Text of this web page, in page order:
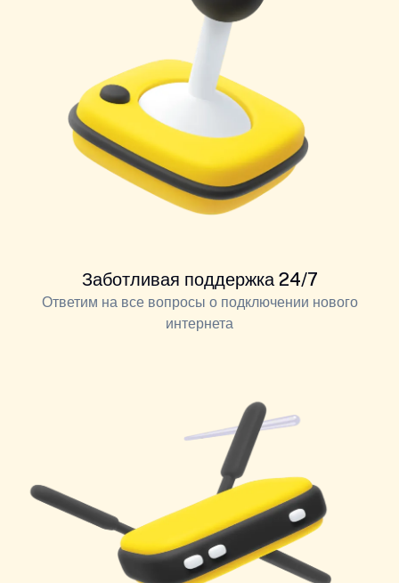
Заботливая поддержка 24/7
Ответим на все вопросы о подключении нового
интернета